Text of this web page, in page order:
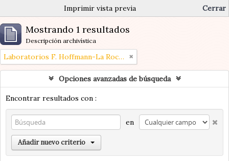
Imprimir vista previa Cerrar
Mostrando 1 resultados
Descripción archivística
Laboratorios F. Hoffmann-La Roche (Paris, Francia)
Opciones avanzadas de búsqueda
Encontrar resultados con :
en
Añadir nuevo criterio